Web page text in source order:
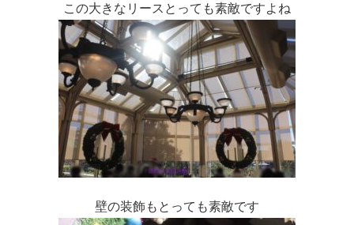
この大きなリースとっても素敵ですよね
壁の装飾もとっても素敵です